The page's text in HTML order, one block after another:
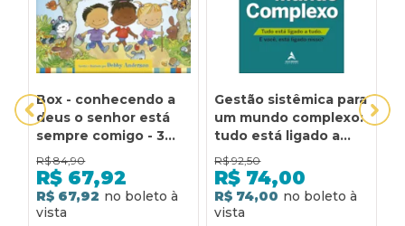
Box - conhecendo a
deus o senhor está
sempre comigo - 3
livros: O senhor está
comigo - 3 livros para
crianças de 3-7 anos
R$ 84,90
R$ 67,92
R$ 67,92
Gestão sistêmica para
um mundo complexo:
tudo está ligado a
tudo. e você, está
ligado nisso?
R$ 92,50
R$ 74,00
R$ 74,00